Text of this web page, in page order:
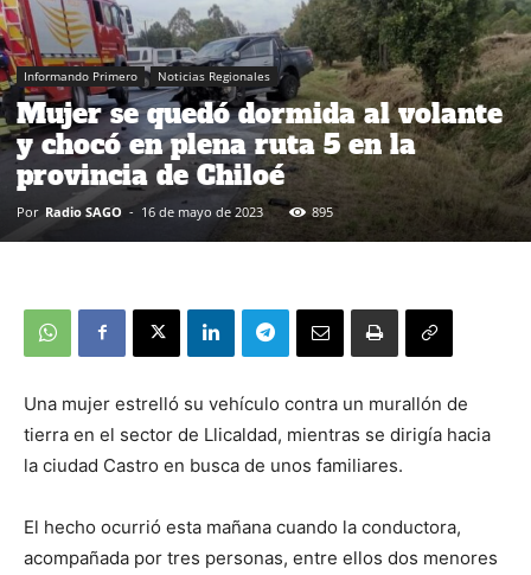
Informando Primero Noticias Regionales
Mujer se quedó dormida al volante
y chocó en plena ruta 5 en la
provincia de Chiloé
Por Radio SAGO - 16 de mayo de 2023 895
Una mujer estrelló su vehículo contra un murallón de
tierra en el sector de Llicaldad, mientras se dirigía hacia
la ciudad Castro en busca de unos familiares.
El hecho ocurrió esta mañana cuando la conductora,
acompañada por tres personas, entre ellos dos menores